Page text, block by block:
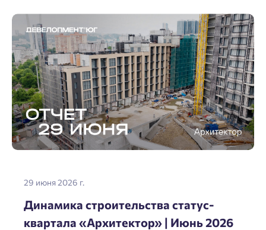
29 июня 2026 г.
Динамика строительства статус-
квартала «Архитектор» | Июнь 2026